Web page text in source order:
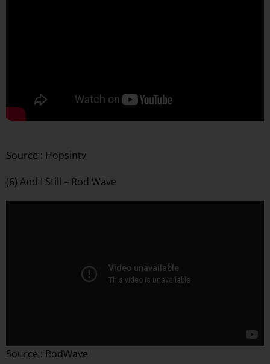
Source : Hopsintv
(6) And I Still – Rod Wave
Source : RodWave